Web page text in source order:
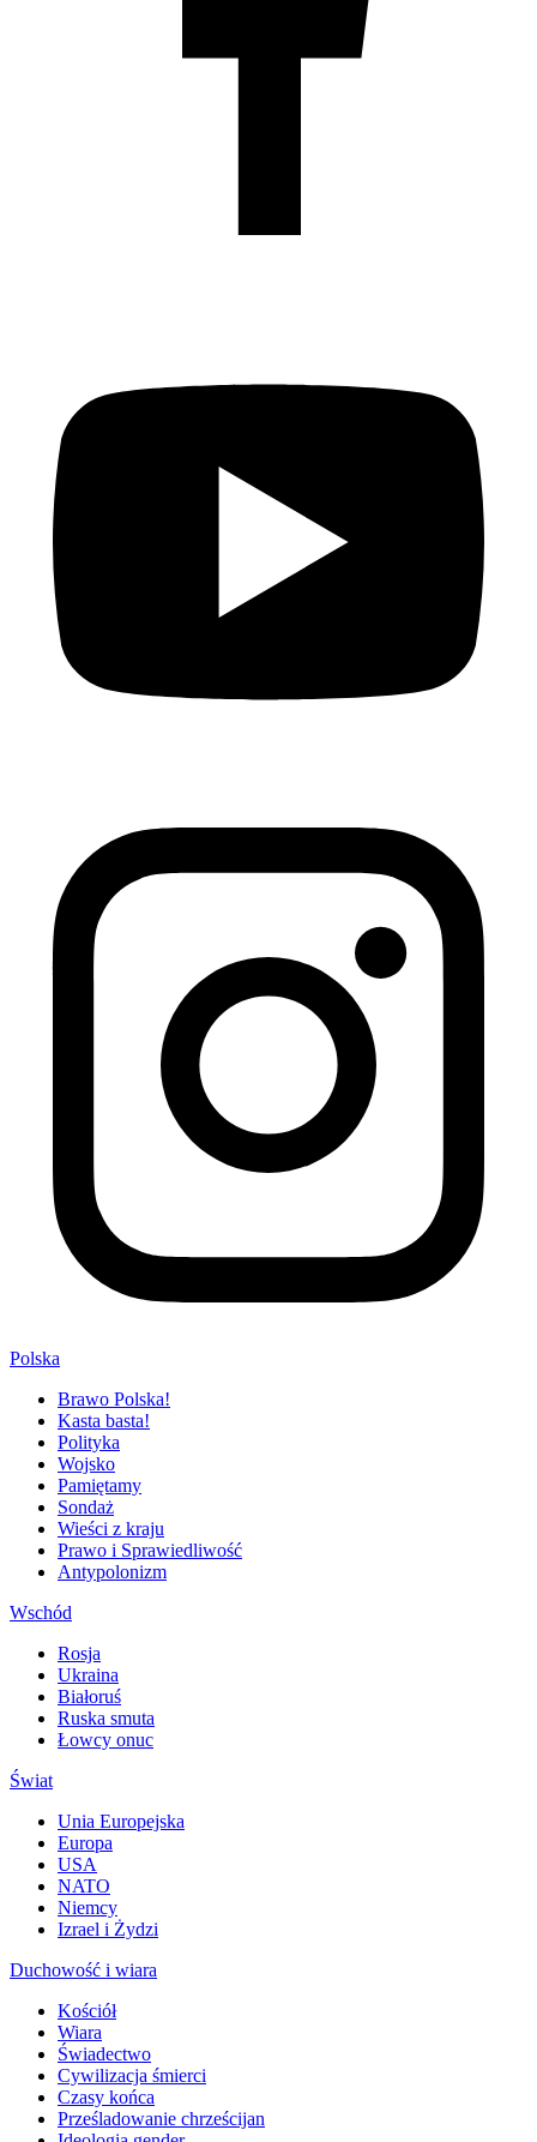
Polska
Brawo Polska!
Kasta basta!
Polityka
Wojsko
Pamiętamy
Sondaż
Wieści z kraju
Prawo i Sprawiedliwość
Antypolonizm
Wschód
Rosja
Ukraina
Białoruś
Ruska smuta
Łowcy onuc
Świat
Unia Europejska
Europa
USA
NATO
Niemcy
Izrael i Żydzi
Duchowość i wiara
Kościół
Wiara
Świadectwo
Cywilizacja śmierci
Czasy końca
Prześladowanie chrześcijan